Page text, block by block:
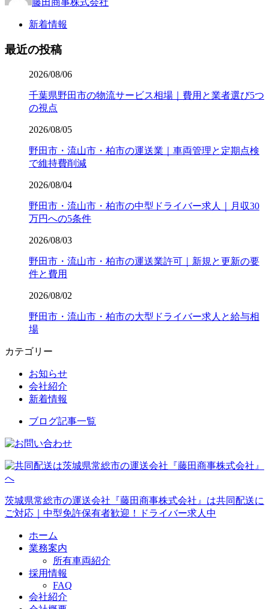
新着情報
最近の投稿
2026/08/06
千葉県野田市の物流サービス相場｜費用と業者選び5つ
の視点
2026/08/05
野田市・流山市・柏市の運送業｜車両管理と定期点検
で維持費削減
2026/08/04
野田市・流山市・柏市の中型ドライバー求人｜月収30
万円への5条件
2026/08/03
野田市・流山市・柏市の運送業許可｜新規と更新の要
件と費用
2026/08/02
野田市・流山市・柏市の大型ドライバー求人と給与相
場
カテゴリー
お知らせ
会社紹介
新着情報
ブログ記事一覧
茨城県常総市の運送会社『藤田商事株式会社』は共同配送に
ご対応｜中型免許保有者歓迎！ドライバー求人中
ホーム
業務案内
所有車両紹介
採用情報
FAQ
会社紹介